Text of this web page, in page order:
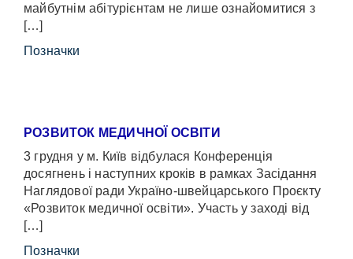
майбутнім абітурієнтам не лише ознайомитися з
[…]
Позначки
РОЗВИТОК МЕДИЧНОЇ ОСВІТИ
3 грудня у м. Київ відбулася Конференція
досягнень і наступних кроків в рамках Засідання
Наглядової ради Україно-швейцарського Проєкту
«Розвиток медичної освіти». Участь у заході від
[…]
Позначки